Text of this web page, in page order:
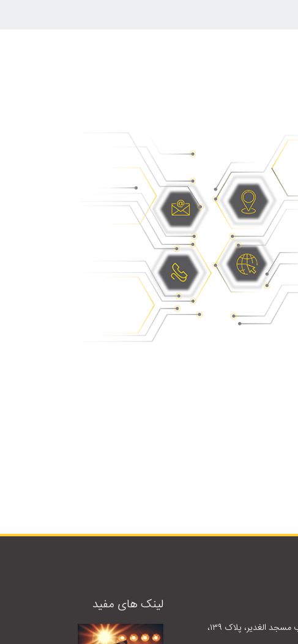
بلوار میرداماد، جنب مسجد الغدیر، پلاک ١٣٩،
لینک های مفید